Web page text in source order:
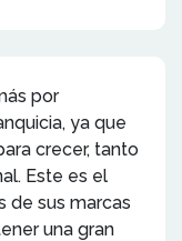
por
ya que
crecer, tanto
Este es el
de sus marcas
una gran